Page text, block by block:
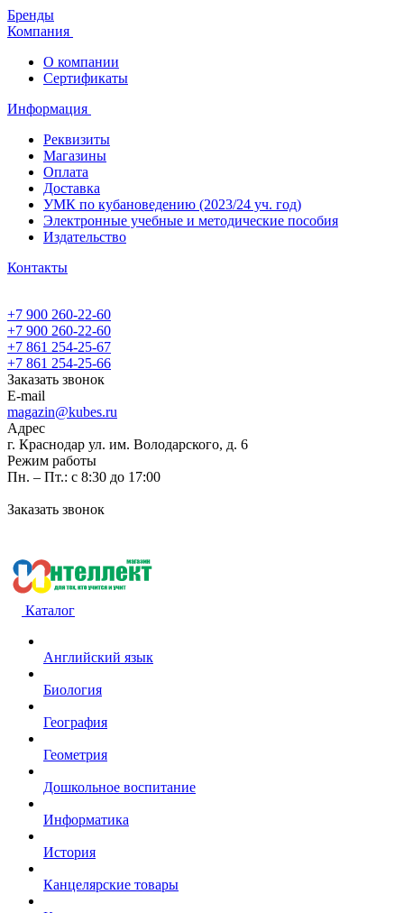
Бренды
Компания
О компании
Сертификаты
Информация
Реквизиты
Магазины
Oплата
Доставка
УМК по кубановедению (2023/24 уч. год)
Электронные учебные и методические пособия
Издательство
Контакты
+7 900 260-22-60
+7 900 260-22-60
+7 861 254-25-67
+7 861 254-25-66
Заказать звонок
E-mail
magazin@kubes.ru
Адрес
г. Краснодар ул. им. Володарского, д. 6
Режим работы
Пн. – Пт.: с 8:30 до 17:00
Заказать звонок
Каталог
Английский язык
Биология
География
Геометрия
Дошкольное воспитание
Информатика
История
Канцелярские товары